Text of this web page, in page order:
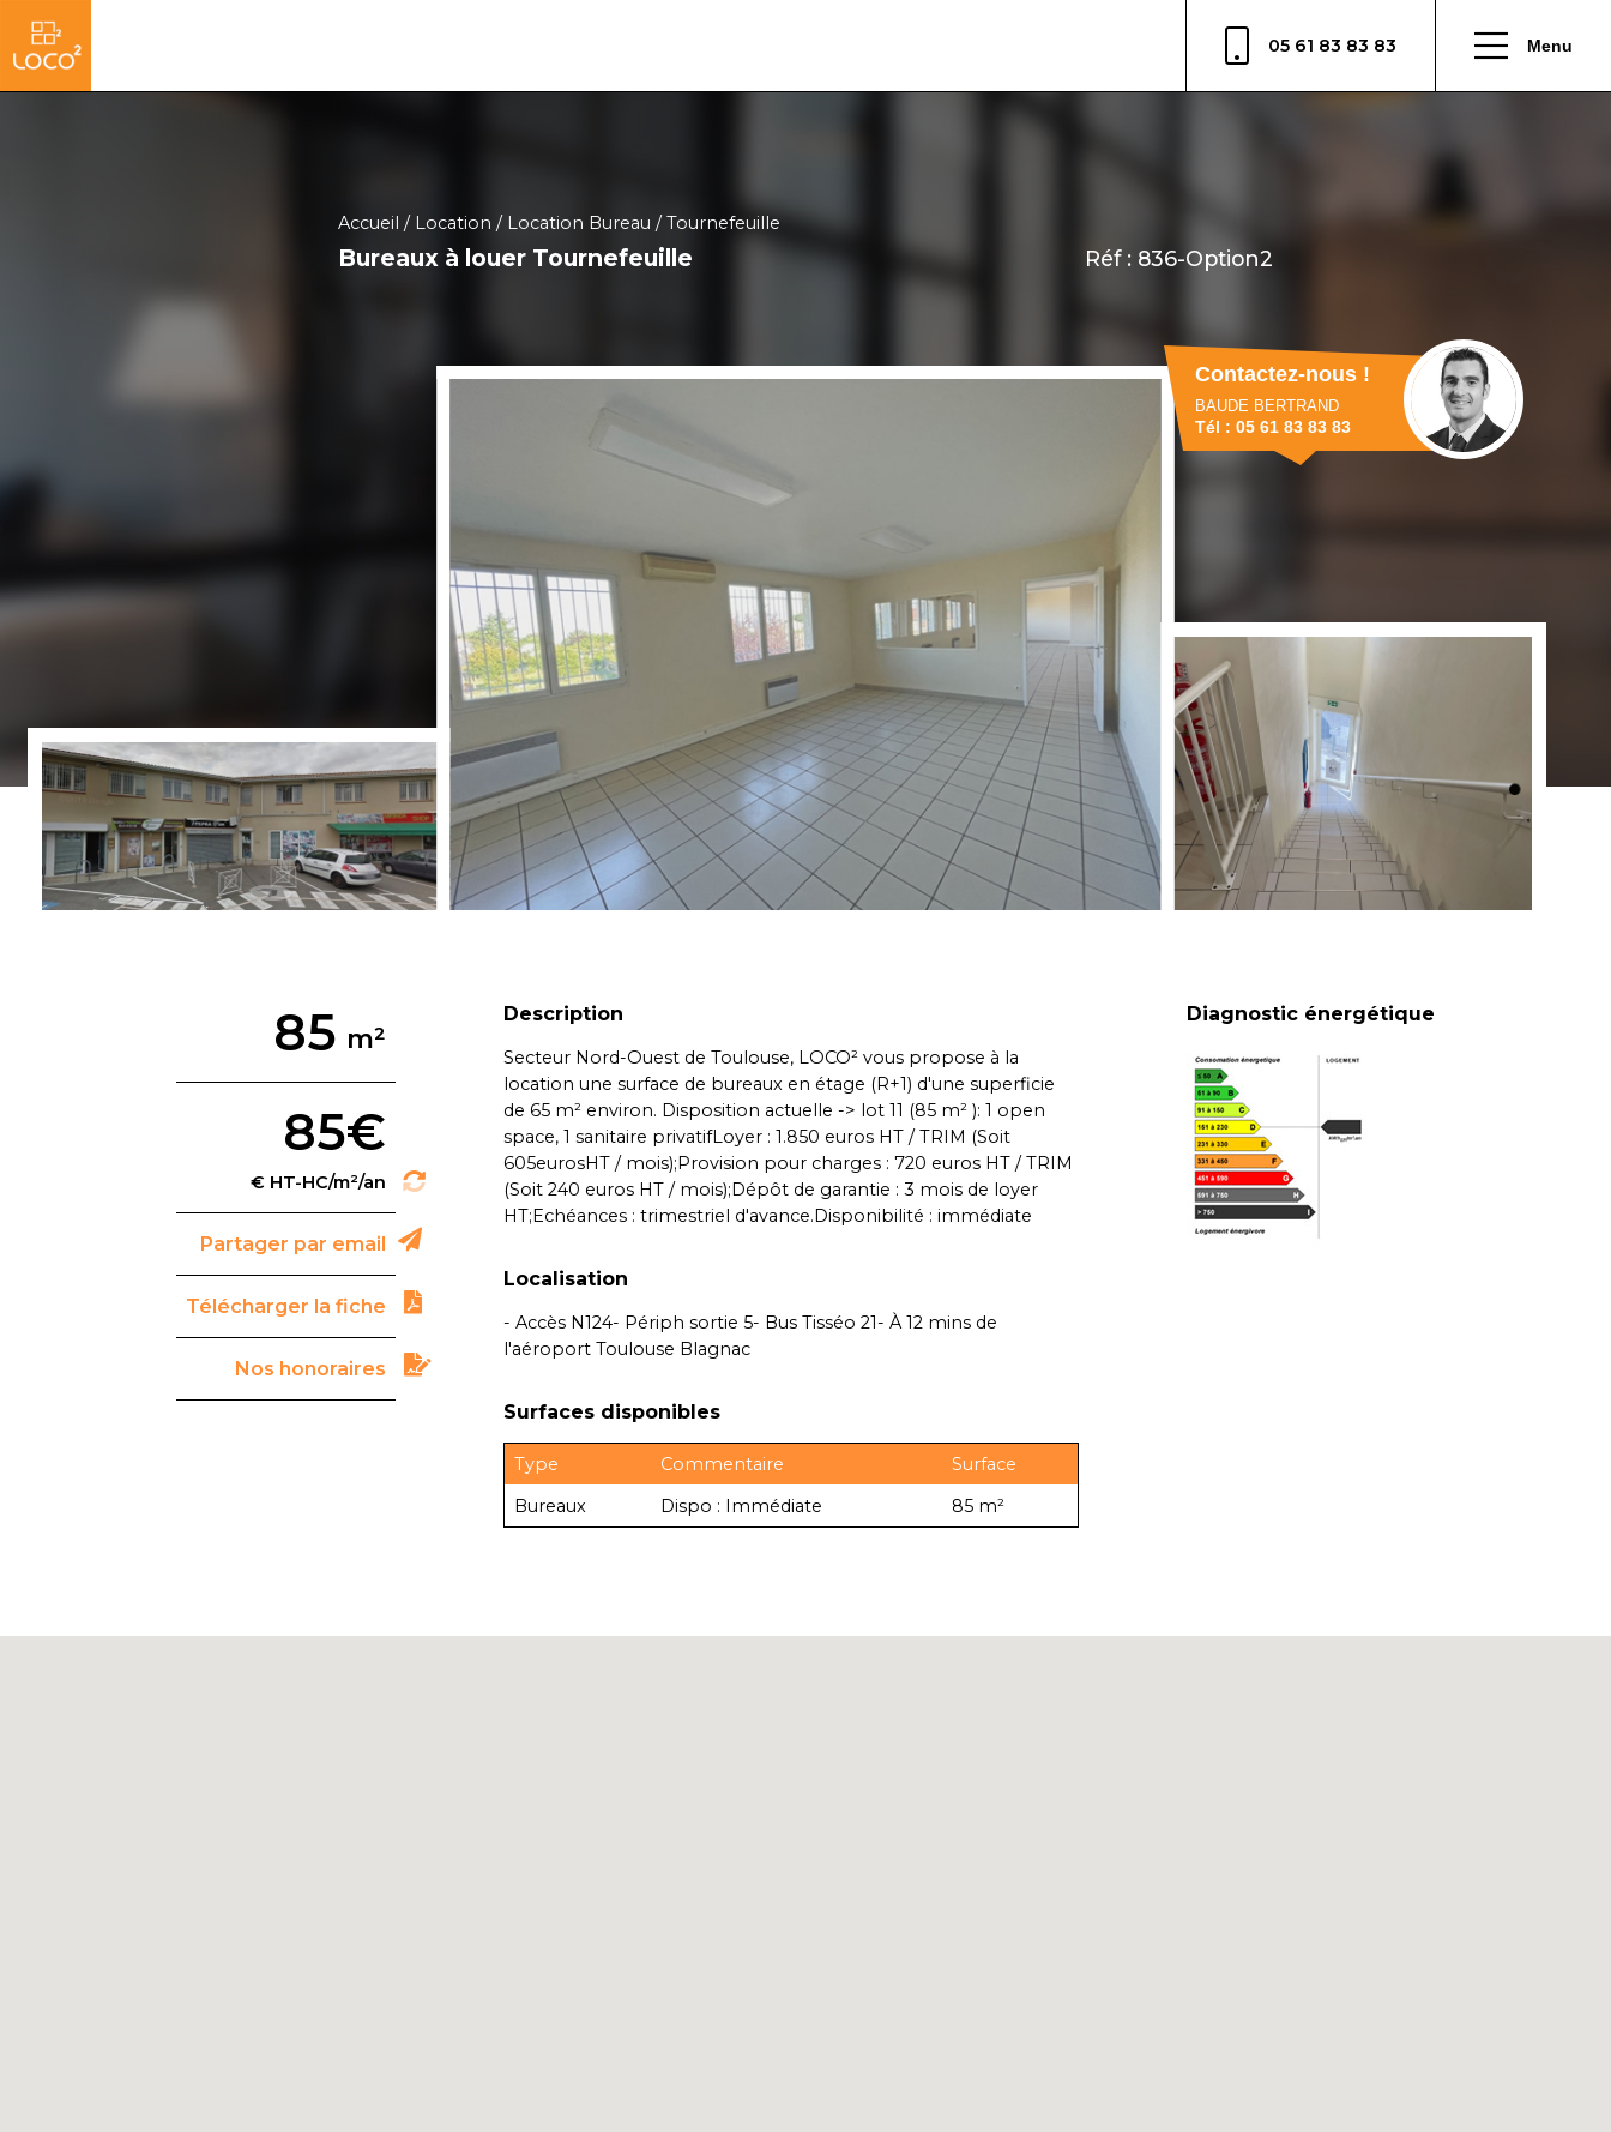
05 61 83 83 83 Menu
Bureaux à louer Tournefeuille
Accueil Location Location Bureau Tournefeuille
Contactez-nous !
BAUDE BERTRAND
Tél : 05 61 83 83 83
85
85€
Partager par email
Télécharger la fiche
Nos honoraires
Description
Secteur Nord-Ouest de Toulouse, LOCO² vous propose à la
location une surface de bureaux en étage (R+1) d'une superficie
de 65 m² environ. Disposition actuelle -> lot 11 (85 m² ): 1 open
space, 1 sanitaire privatifLoyer : 1.850 euros HT / TRIM (Soit
605eurosHT / mois);Provision pour charges : 720 euros HT / TRIM
(Soit 240 euros HT / mois);Dépôt de garantie : 3 mois de loyer
HT;Echéances : trimestriel d'avance.Disponibilité : immédiate
Localisation
- Accès N124- Périph sortie 5- Bus Tisséo 21- À 12 mins de
l'aéroport Toulouse Blagnac
Surfaces disponibles
Type Commentaire
Surface
Bureaux
Dispo : Immédiate 85 m²
Diagnostic énergétique